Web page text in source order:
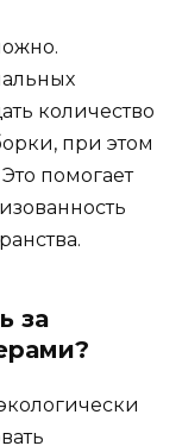
количество
при этом
помогает
за